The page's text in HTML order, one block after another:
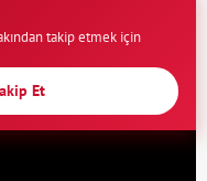
takip etmek için
Et